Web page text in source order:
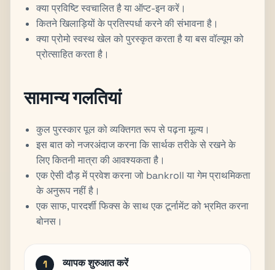
क्या प्रविष्टि स्वचालित है या ऑप्ट-इन करें।
कितने खिलाड़ियों के प्रतिस्पर्धा करने की संभावना है।
क्या प्रोमो स्वस्थ खेल को पुरस्कृत करता है या बस वॉल्यूम को
प्रोत्साहित करता है।
सामान्य गलतियां
कुल पुरस्कार पूल को व्यक्तिगत रूप से पढ़ना मूल्य।
इस बात को नजरअंदाज करना कि सार्थक तरीके से रखने के
लिए कितनी मात्रा की आवश्यकता है।
एक ऐसी दौड़ में प्रवेश करना जो bankroll या गेम प्राथमिकता
के अनुरूप नहीं है।
एक साफ, पारदर्शी फिक्स के साथ एक टूर्नामेंट को भ्रमित करना
बोनस।
व्यापक शुरुआत करें